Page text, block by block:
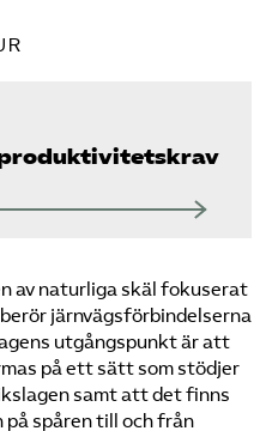
av naturliga skäl fokuserat
järnvägsförbindelserna
utgångspunkt är att
på ett sätt som stödjer
samt att det finns
spåren till och från